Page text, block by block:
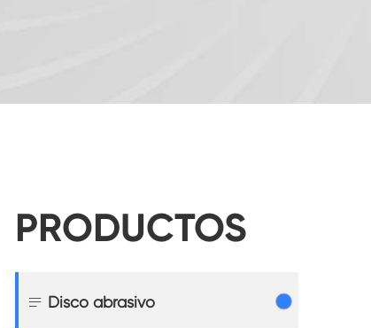
PRODUCTOS
 Disco abrasivo